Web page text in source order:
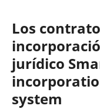
Los
jurídico
system